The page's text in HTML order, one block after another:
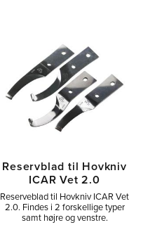
Reservblad til Hovkniv
ICAR Vet 2.0
Reserveblad til Hovkniv ICAR Vet
2.0. Findes i 2 forskellige typer
samt højre og venstre.